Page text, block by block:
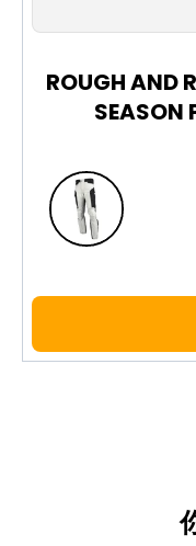
ROUGH AND
SEASON